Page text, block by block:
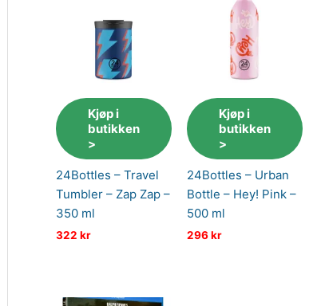
Kjøp i
butikken
>
24Bottles – Travel
Tumbler – Zap Zap –
350 ml
322 kr
Kjøp i
butikken
>
24Bottles – Urban
Bottle – Hey! Pink –
500 ml
296kr